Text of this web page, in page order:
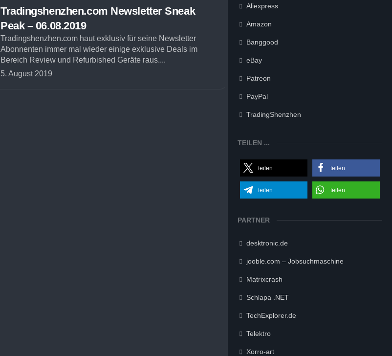
Tradingshenzhen.com Newsletter Sneak
Peak – 06.08.2019
Tradingshenzhen.com haut exklusiv für seine Newsletter
Abonnenten immer mal wieder einige exklusive Deals im
Bereich Review und Refurbished Geräte raus....
5. August 2019
Aliexpress
Amazon
Banggood
eBay
Patreon
PayPal
TradingShenzhen
TEILEN ...
teilen teilen
teilen teilen
PARTNER
desktronic.de
jooble.com – Jobsuchmaschine
Matrixcrash
Schlapa .NET
TechExplorer.de
Telektro
Xorro-art